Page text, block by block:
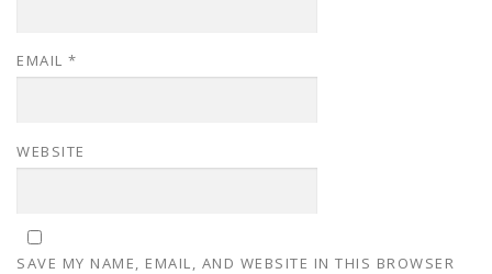
EMAIL *
WEBSITE
SAVE MY NAME, EMAIL, AND WEBSITE IN THIS BROWSER